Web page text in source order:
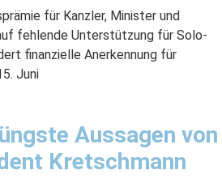
für Kanzler, Minister und
fehlende Unterstützung für Solo-
finanzielle Anerkennung für
Juni
Aussagen von
Kretschmann